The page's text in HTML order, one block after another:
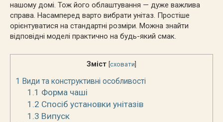
нашому домі. Тож його облаштування — дуже важлива
справа. Насамперед варто вибрати унітаз. Простіше
орієнтуватися на стандартні розміри. Можна знайти
відповідні моделі практично на будь-який смак.
Зміст сховати
1 Види та конструктивні особливості
1.1 Форма чаші
1.2 Спосіб установки унітазів
1.3 Випуск